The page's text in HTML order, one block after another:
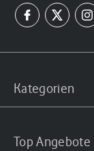
Kategorien
Top Angebote